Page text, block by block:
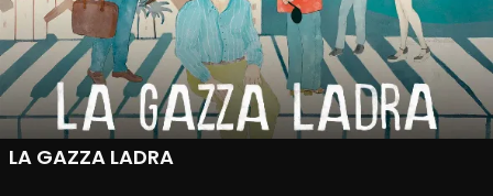
LA GAZZA LADRA